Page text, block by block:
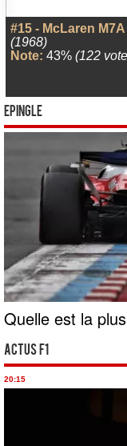
#15 - McLaren M7A
(1968)
Note: 43% (122
Epingle
Quelle est la
Actus F1
20:15